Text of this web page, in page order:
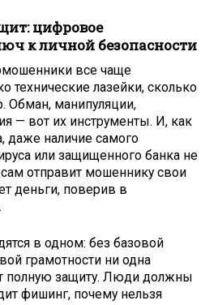
цифровое
к личной безопасности
все чаще
технические лазейки, сколько
Обман, манипуляции,
— вот их инструменты. И, как
даже наличие самого
или защищенного банка не
сам отправит мошеннику свои
деньги, поверив в
в одном: без базовой
грамотности ни одна
полную защиту. Люди должны
фишинг, почему нельзя